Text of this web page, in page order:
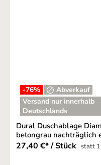
-76%
Abverkauf
Versand nur innerhalb
Deutschlands
Dural Duschablage
betongrau nachträglich
27,40 €* / Stück statt